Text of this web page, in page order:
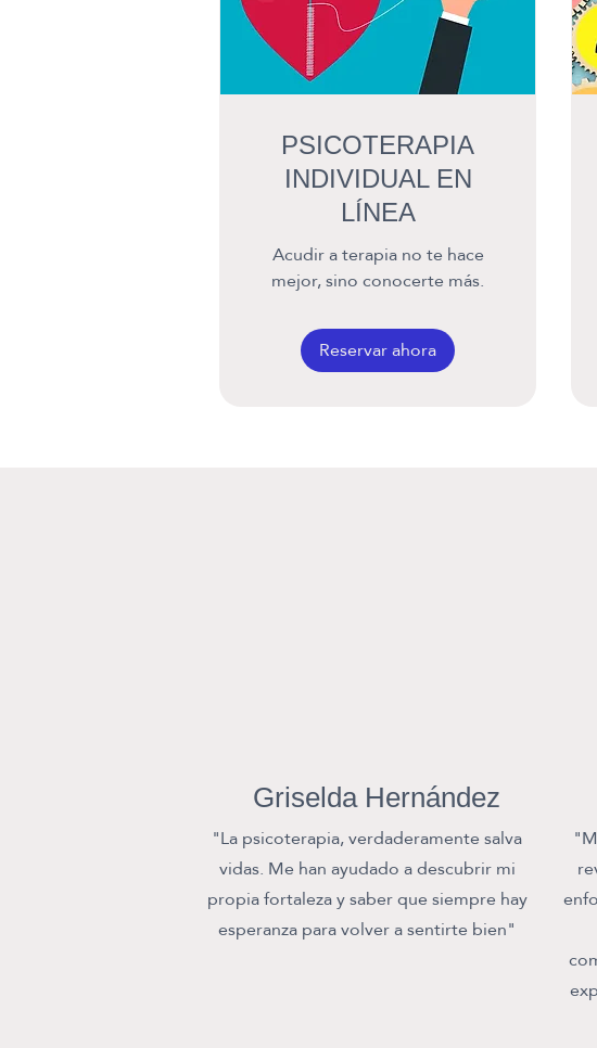
PSICOTERAPIA
INDIVIDUAL EN
LÍNEA
Acudir a terapia no te hace
mejor, sino conocerte más.
Reservar ahora
Griselda Hernández
"La psicoterapia, verdaderamente salva
vidas. Me han ayudado a descubrir mi
propia fortaleza y saber que siempre hay
esperanza para volver a sentirte bien"